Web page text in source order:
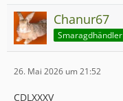
Chanur67
Smaragdhändler
26. Mai 2026 um 21:52
CDLXXXV